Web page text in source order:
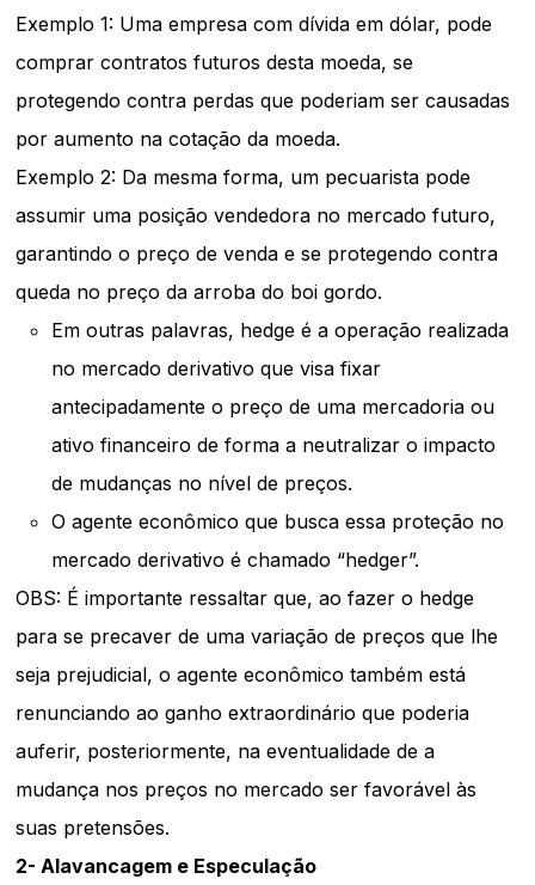
Exemplo 1: Uma empresa com dívida em dólar, pode
comprar contratos futuros desta moeda, se
protegendo contra perdas que poderiam ser causadas
por aumento na cotação da moeda.
Exemplo 2: Da mesma forma, um pecuarista pode
assumir uma posição vendedora no mercado futuro,
garantindo o preço de venda e se protegendo contra
queda no preço da arroba do boi gordo.
Em outras palavras, hedge é a operação realizada
no mercado derivativo que visa fixar
antecipadamente o preço de uma mercadoria ou
ativo financeiro de forma a neutralizar o impacto
de mudanças no nível de preços.
O agente econômico que busca essa proteção no
mercado derivativo é chamado “hedger”.
OBS: É importante ressaltar que, ao fazer o hedge
para se precaver de uma variação de preços que lhe
seja prejudicial, o agente econômico também está
renunciando ao ganho extraordinário que poderia
auferir, posteriormente, na eventualidade de a
mudança nos preços no mercado ser favorável às
suas pretensões.
2- Alavancagem e Especulação